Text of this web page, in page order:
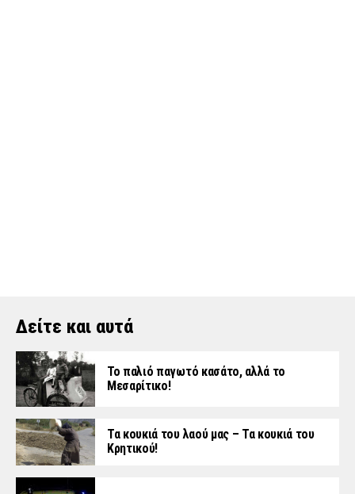
Δείτε και αυτά
Το παλιό παγωτό κασάτο, αλλά το
Μεσαρίτικο!
Τα κουκιά του λαού μας – Τα κουκιά του
Κρητικού!